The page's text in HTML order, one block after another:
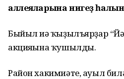
аллеяларына нигеҙ
Быйыл иһә ҡыҙылъярҙар
акцияһына ҡушылды.
Район хакимиәте, ауыл